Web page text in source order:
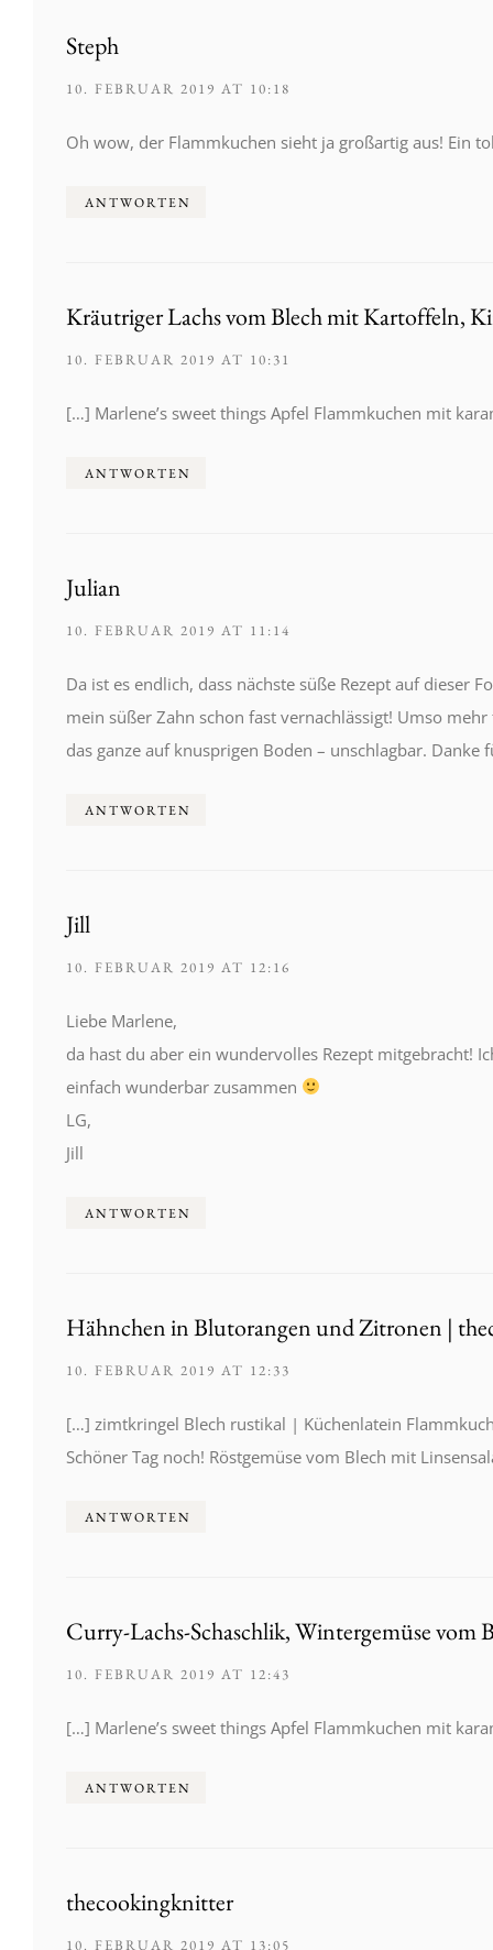
Steph
10. FEBRUAR 2019 AT 10:18
Oh wow, der Flammkuchen sieht ja großartig aus! Ein
ANTWORTEN
Kräutriger Lachs vom Blech mit Kartoffeln,
10. FEBRUAR 2019 AT 10:31
[…] Marlene’s sweet things Apfel Flammkuchen mit
ANTWORTEN
Julian
10. FEBRUAR 2019 AT 11:14
Da ist es endlich, dass nächste süße Rezept auf dieser
mein süßer Zahn schon fast vernachlässigt! Umso
das ganze auf knusprigen Boden – unschlagbar.
ANTWORTEN
Jill
10. FEBRUAR 2019 AT 12:16
Liebe Marlene,
da hast du aber ein wundervolles Rezept mitgebracht!
einfach wunderbar zusammen
LG,
Jill
ANTWORTEN
Hähnchen in Blutorangen und Zitronen |
10. FEBRUAR 2019 AT 12:33
[…] zimtkringel Blech rustikal | Küchenlatein
Schöner Tag noch! Röstgemüse vom Blech mit
ANTWORTEN
Curry-Lachs-Schaschlik, Wintergemüse vom
10. FEBRUAR 2019 AT 12:43
[…] Marlene’s sweet things Apfel Flamm­ku­chen mit
ANTWORTEN
thecookingknitter
10. FEBRUAR 2019 AT 13:05